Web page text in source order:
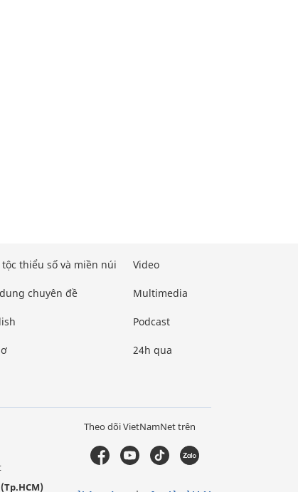
tộc thiểu số và miền núi
chuyên đề
Video
Multimedia
Podcast
24h qua
Theo dõi VietNamNet trên